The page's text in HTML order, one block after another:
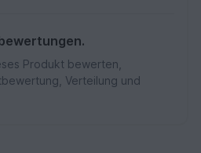
Produkt bewerten,
Verteilung und